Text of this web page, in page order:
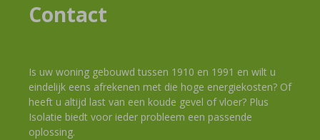
Contact
Is uw woning gebouwd tussen 1910 en 1991 en wilt u
eindelijk eens afrekenen met die hoge energiekosten? Of
heeft u altijd last van een koude gevel of vloer? Plus
Isolatie biedt voor ieder probleem een passende
oplossing.